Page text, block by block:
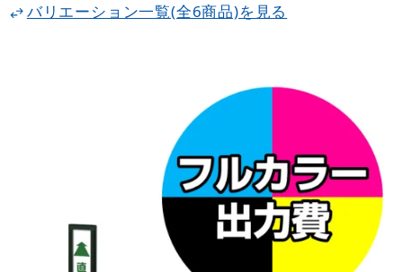
バリエーション一覧(全6商品)を見る